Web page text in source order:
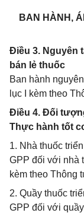
BAN HÀNH,
Điều 3. Nguyên
bán lẻ thuốc
Ban hành
lục I kèm theo
Điều 4. Đối
Thực hành tốt
1. Nhà thuốc
GPP đối với nhà
kèm theo Thông
2. Quầy thuốc
GPP đối với